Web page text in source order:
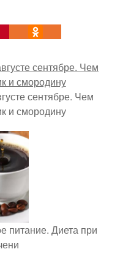
сентябре. Чем
и смородину
питание. Диета при